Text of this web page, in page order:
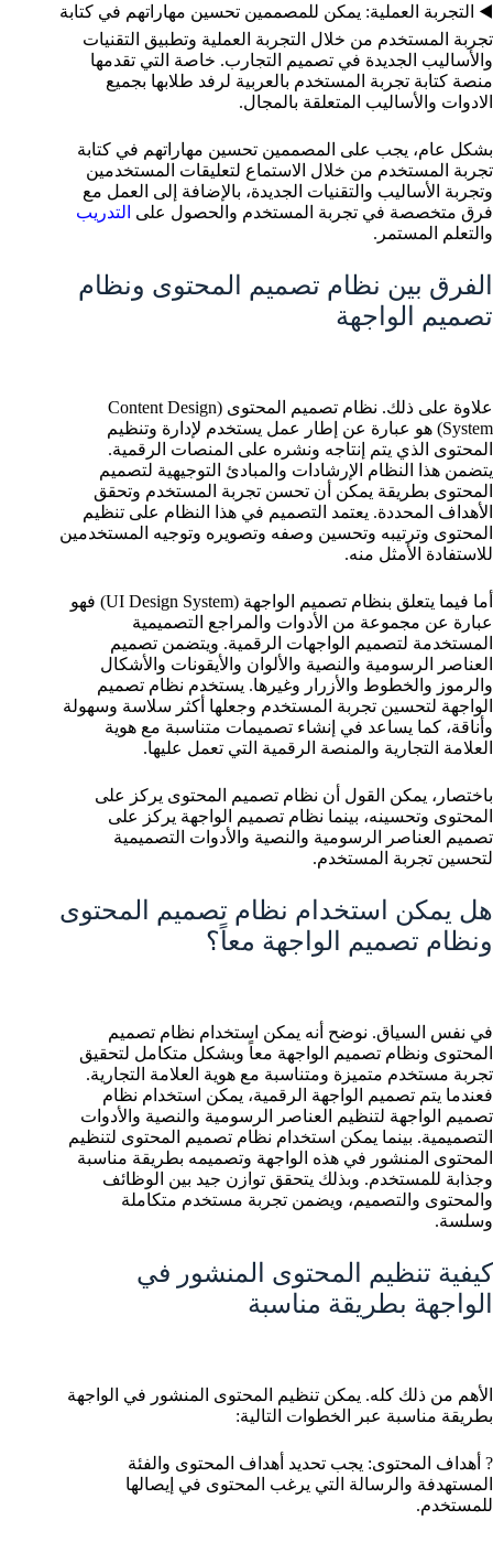
◀️ التجربة العملية: يمكن للمصممين تحسين مهاراتهم في كتابة
تجربة المستخدم من خلال التجربة العملية وتطبيق التقنيات
والأساليب الجديدة في تصميم التجارب. خاصة التي تقدمها
منصة كتابة تجربة المستخدم بالعربية لرفد طلابها بجميع
الادوات والأساليب المتعلقة بالمجال.
بشكل عام، يجب على المصممين تحسين مهاراتهم في كتابة
تجربة المستخدم من خلال الاستماع لتعليقات المستخدمين
وتجربة الأساليب والتقنيات الجديدة، بالإضافة إلى العمل مع
فرق متخصصة في تجربة المستخدم والحصول على التدريب
والتعلم المستمر.
الفرق بين نظام تصميم المحتوى ونظام
تصميم الواجهة
علاوة على ذلك. نظام تصميم المحتوى (Content Design
System) هو عبارة عن إطار عمل يستخدم لإدارة وتنظيم
المحتوى الذي يتم إنتاجه ونشره على المنصات الرقمية.
يتضمن هذا النظام الإرشادات والمبادئ التوجيهية لتصميم
المحتوى بطريقة يمكن أن تحسن تجربة المستخدم وتحقق
الأهداف المحددة. يعتمد التصميم في هذا النظام على تنظيم
المحتوى وترتيبه وتحسين وصفه وتصويره وتوجيه المستخدمين
للاستفادة الأمثل منه.
أما فيما يتعلق بنظام تصميم الواجهة (UI Design System) فهو
عبارة عن مجموعة من الأدوات والمراجع التصميمية
المستخدمة لتصميم الواجهات الرقمية. ويتضمن تصميم
العناصر الرسومية والنصية والألوان والأيقونات والأشكال
والرموز والخطوط والأزرار وغيرها. يستخدم نظام تصميم
الواجهة لتحسين تجربة المستخدم وجعلها أكثر سلاسة وسهولة
وأناقة، كما يساعد في إنشاء تصميمات متناسبة مع هوية
العلامة التجارية والمنصة الرقمية التي تعمل عليها.
باختصار، يمكن القول أن نظام تصميم المحتوى يركز على
المحتوى وتحسينه، بينما نظام تصميم الواجهة يركز على
تصميم العناصر الرسومية والنصية والأدوات التصميمية
لتحسين تجربة المستخدم.
هل يمكن استخدام نظام تصميم المحتوى
ونظام تصميم الواجهة معاً؟
في نفس السياق. نوضح أنه يمكن استخدام نظام تصميم
المحتوى ونظام تصميم الواجهة معاً وبشكل متكامل لتحقيق
تجربة مستخدم متميزة ومتناسبة مع هوية العلامة التجارية.
فعندما يتم تصميم الواجهة الرقمية، يمكن استخدام نظام
تصميم الواجهة لتنظيم العناصر الرسومية والنصية والأدوات
التصميمية. بينما يمكن استخدام نظام تصميم المحتوى لتنظيم
المحتوى المنشور في هذه الواجهة وتصميمه بطريقة مناسبة
وجذابة للمستخدم. وبذلك يتحقق توازن جيد بين الوظائف
والمحتوى والتصميم، ويضمن تجربة مستخدم متكاملة
وسلسة.
كيفية تنظيم المحتوى المنشور في
الواجهة بطريقة مناسبة
الأهم من ذلك كله. يمكن تنظيم المحتوى المنشور في الواجهة
بطريقة مناسبة عبر الخطوات التالية:
? أهداف المحتوى: يجب تحديد أهداف المحتوى والفئة
المستهدفة والرسالة التي يرغب المحتوى في إيصالها
للمستخدم.